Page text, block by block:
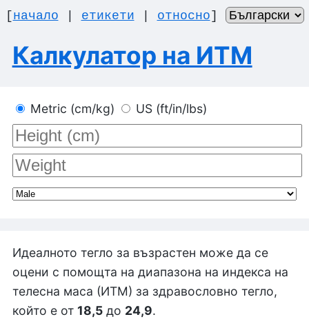
[начало етикети относно]
Калкулатор на ИТМ
Metric (cm/kg) US (ft/in/lbs)
Идеалното тегло за възрастен може да се
оцени с помощта на диапазона на индекса на
телесна маса (ИТМ) за здравословно тегло,
който е от 18,5до 24,9.